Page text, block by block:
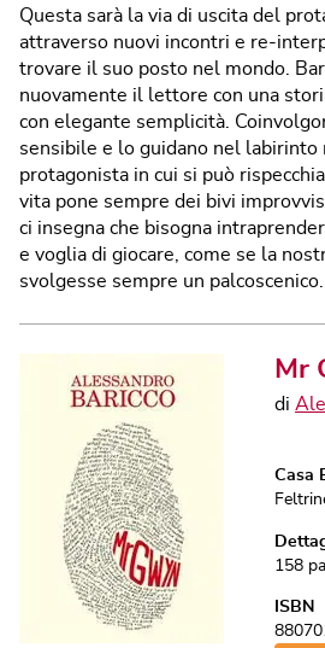
Questa sarà la via di uscita del
attraverso nuovi incontri e re-
trovare il suo posto nel mondo.
nuovamente il lettore con una
con elegante semplicità.
sensibile e lo guidano nel labirinto
protagonista in cui si può
vita pone sempre dei bivi
ci insegna che bisogna
e voglia di giocare, come se la
svolgesse sempre un palcoscenico.
Mr
di
Casa
158
ISBN